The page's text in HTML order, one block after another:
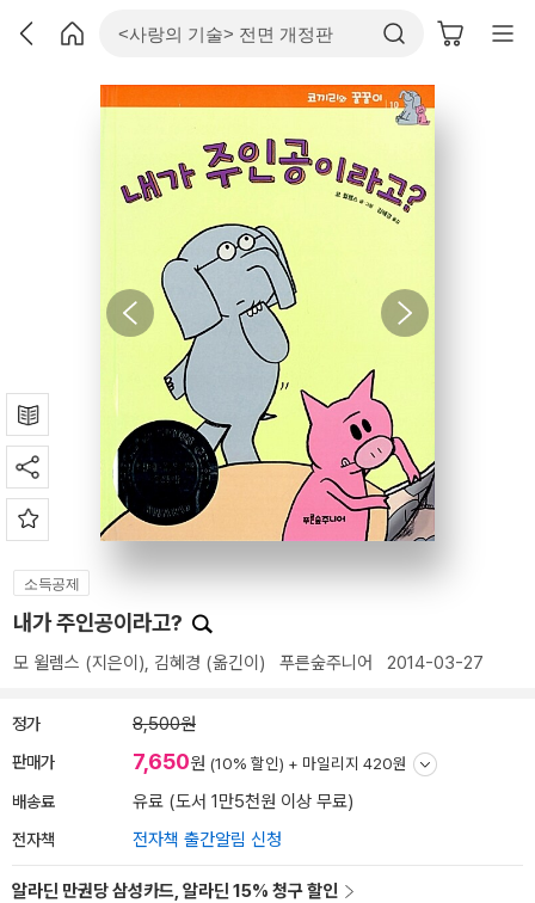
소득공제
내가 주인공이라고?
모 윌렘스 (지은이), 김혜경 (옮긴이) 푸른숲주니어 2014-03-27
정가 8,500원
판매가 7,650원 (10% 할인) + 마일리지 420원
배송료 유료 (도서 1만5천원 이상 무료)
전자책 전자책 출간알림 신청
알라딘 만권당 삼성카드, 알라딘 15% 청구 할인